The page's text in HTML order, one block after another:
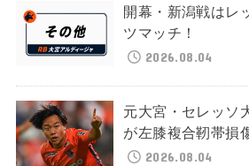
開幕・新潟戦はレ
ツマッチ！
2026.08.04
元大宮・セレッソ
が左膝複合靭帯損
2026.08.04